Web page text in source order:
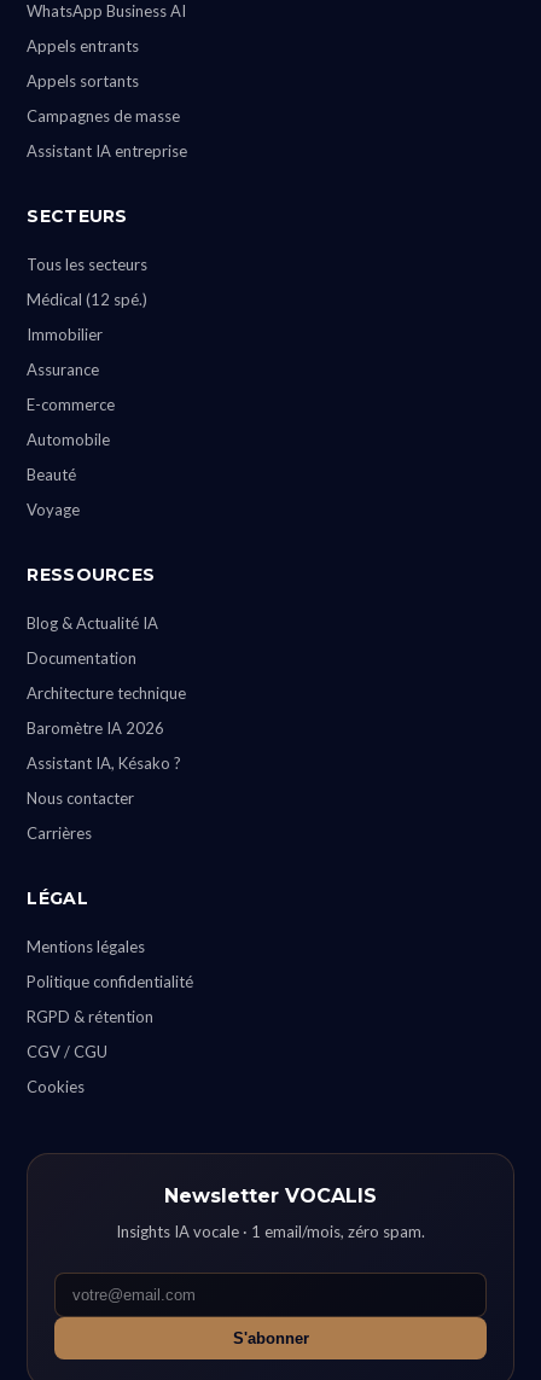
WhatsApp Business AI
Appels entrants
Appels sortants
Campagnes de masse
Assistant IA entreprise
SECTEURS
Tous les secteurs
Médical (12 spé.)
Immobilier
Assurance
E-commerce
Automobile
Beauté
Voyage
RESSOURCES
Blog & Actualité IA
Documentation
Architecture technique
Baromètre IA 2026
Assistant IA, Késako ?
Nous contacter
Carrières
LÉGAL
Mentions légales
Politique confidentialité
RGPD & rétention
CGV / CGU
Cookies
Newsletter VOCALIS
Insights IA vocale · 1 email/mois, zéro spam.
S'abonner